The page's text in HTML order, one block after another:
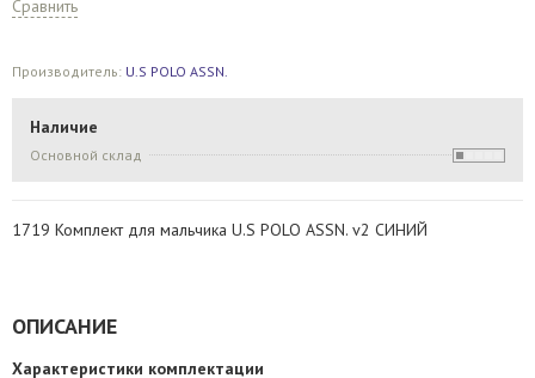
Сравнить
Производитель: U.S POLO ASSN.
Наличие
Основной склад
1719 Комплект для мальчика U.S POLO ASSN. v2 СИНИЙ
ОПИСАНИЕ
Характеристики комплектации